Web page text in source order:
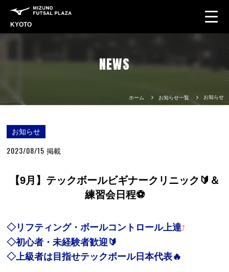
KYOTO
NEWS
ホーム お知らせ一覧 お知らせ
お知らせ
2023/08/15 掲載
【9月】テックボールビギナークリニック🔰＆
練習会日程⚽
◇リフティング・ボールコントロール上達⤴
◇初心者・未経験者歓迎🔰
◇上級者は目指せテックボール日本代表🔥